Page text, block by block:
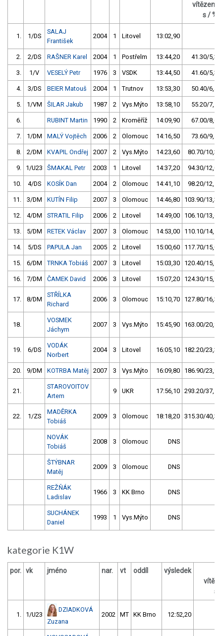
vítězem
s / %
1. 1/DS
SALAJ
František
2004 1 Litovel 13:02,90
2. 2/DS RAŠNER Karel 2004 1 Postřelm 13:44,20 41.30/5,3
3. 1/V VESELÝ Petr 1976 3 VSDK 13:44,50 41.60/5,3
4. 3/DS BEIER Matouš 2004 1 Trutnov 13:53,30 50.40/6,4
5. 1/VM ŠILAR Jakub 1987 2 Vys.Mýto 13:58,10 55.20/7,1
6. RUBINT Martin 1990 2 Kroměříž 14:09,90 67.00/8,6
7. 1/DM MALÝ Vojtěch 2006 2 Olomouc 14:16,50 73.60/9,4
8. 2/DM KVAPIL Ondřej 2007 2 Vys.Mýto 14:23,60 80.70/10,3
9. 1/U23 ŠMAKAL Petr 2003 1 Litovel 14:37,20 94.30/12,0
10. 4/DS KOSÍK Dan 2004 2 Olomouc 14:41,10 98.20/12,5
11. 3/DM KUTÍN Filip 2007 3 Olomouc 14:46,80 103.90/13,3
12. 4/DM STRATIL Filip 2006 2 Litovel 14:49,00 106.10/13,6
13. 5/DM RETEK Václav 2007 3 Olomouc 14:53,00 110.10/14,1
14. 5/DS PAPULA Jan 2005 2 Litovel 15:00,60 117.70/15,0
15. 6/DM TRNKA Tobiáš 2007 3 Litovel 15:03,30 120.40/15,4
16. 7/DM ČAMEK David 2006 3 Litovel 15:07,20 124.30/15,9
17. 8/DM
STŘÍLKA
Richard
2006 3 Olomouc 15:10,70 127.80/16,3
18.
VOSMEK
Jáchym
2007 3 Vys.Mýto 15:45,90 163.00/20,8
19. 6/DS
VODÁK
Norbert
2004 3 Litovel 16:05,10 182.20/23,3
20. 9/DM KOTRBA Matěj 2007 3 Vys.Mýto 16:09,80 186.90/23,9
21.
STAROVOITOV
Artem
9 UKR 17:56,10 293.20/37,5
22. 1/ZS
MADĚRKA
Tobiáš
2009 3 Olomouc 18:18,20 315.30/40,3
NOVÁK
Tobiáš
2008 3 Olomouc DNS
ŠTÝBNAR
Matěj
2009 3 Olomouc DNS
REŽŇÁK
Ladislav
1966 3 KK Brno DNS
SUCHÁNEK
Daniel
1993 1 Vys.Mýto DNS
kategorie K1W
por. vk jméno nar. vt oddíl výsledek
s
1. 1/U23
DZIADKOVÁ
Zuzana
2002 MT KK Brno 12:52,20